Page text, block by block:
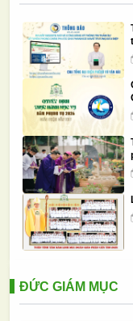
ĐỨC GIÁM MỤC